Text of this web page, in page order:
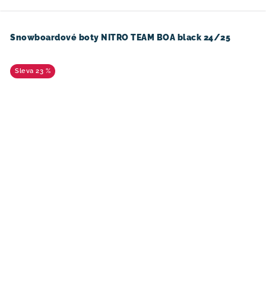
Snowboardové boty NITRO TEAM BOA black 24/25
23 %